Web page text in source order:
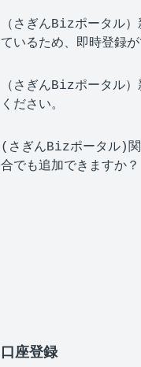
（さぎんBizポータル
ているため、即時登録が
（さぎんBizポータル
ください。
(さぎんBizポータル)関
合でも追加できますか？
口座登録